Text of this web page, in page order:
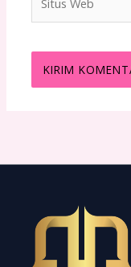
Web